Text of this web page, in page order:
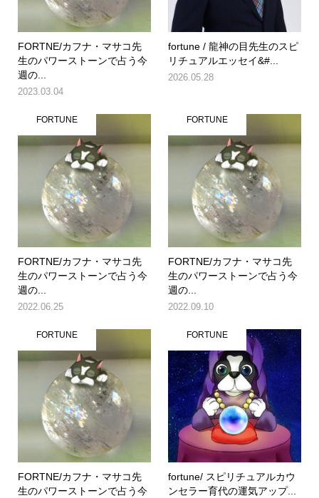
FORTNE/カフナ・マサコ先
生のパワーストーンで占う今
週の...
2023.03.04
fortune / 龍神の目先生のスピ
リチュアルエッセイ&#...
2026.05.28
FORTUNE
FORTNE/カフナ・マサコ先
生のパワーストーンで占う今
週の...
2022.06.25
FORTUNE
FORTNE/カフナ・マサコ先
生のパワーストーンで占う今
週の...
2022.09.10
FORTUNE
FORTNE/カフナ・マサコ先
生のパワーストーンで占う今
FORTUNE
fortune/ スピリチュアルカウ
ンセラー育代の運気アップ...